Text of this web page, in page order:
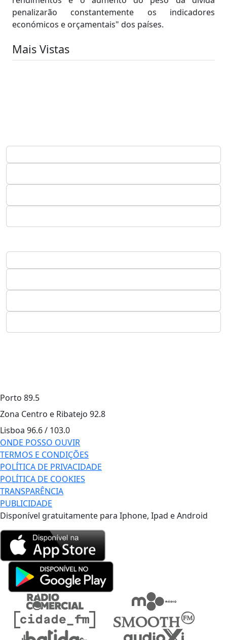
penalizarão constantemente os indicadores
económicos e orçamentais" dos países.
Mais Vistas
Porto 89.5
Zona Centro e Ribatejo 92.8
Lisboa 96.6 / 103.0
ONDE POSSO OUVIR
TERMOS E CONDIÇÕES
POLÍTICA DE PRIVACIDADE
POLÍTICA DE COOKIES
TRANSPARÊNCIA
PUBLICIDADE
Disponível gratuitamente para Iphone, Ipad e Android